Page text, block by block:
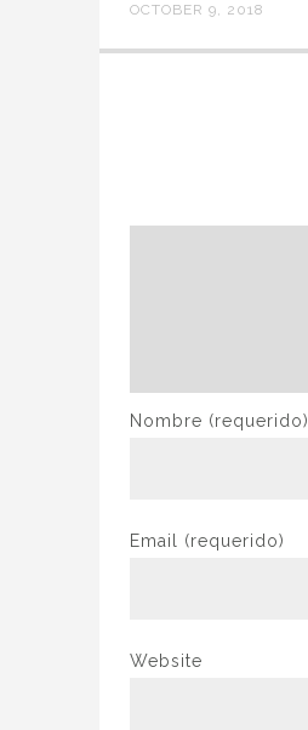
OCTOBER 9, 2018
Nombre (requerido)
Email (requerido)
Website